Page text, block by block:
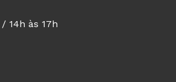
14h às 17h